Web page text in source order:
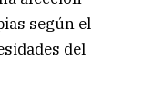
según el
del